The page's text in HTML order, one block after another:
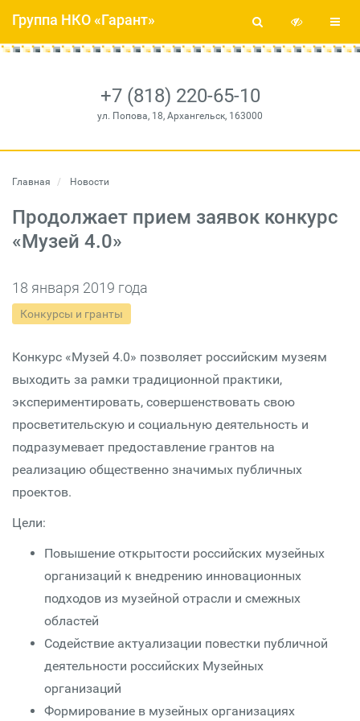
+7 (818) 220-65-10
ул. Попова, 18, Архангельск, 163000
Группа НКО «Гарант»
Главная Новости
Продолжает прием заявок конкурс
«Музей 4.0»
18 января 2019 года
Конкурсы и гранты
Конкурс «Музей 4.0» позволяет российским музеям
выходить за рамки традиционной практики,
экспериментировать, совершенствовать свою
просветительскую и социальную деятельность и
подразумевает предоставление грантов на
реализацию общественно значимых публичных
проектов.
Цели:
Повышение открытости российских музейных
организаций к внедрению инновационных
подходов из музейной отрасли и смежных
областей
Содействие актуализации повестки публичной
деятельности российских Музейных
организаций
Формирование в музейных организациях